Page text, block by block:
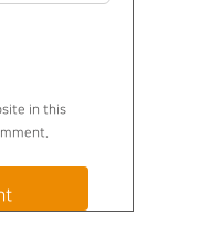
in this